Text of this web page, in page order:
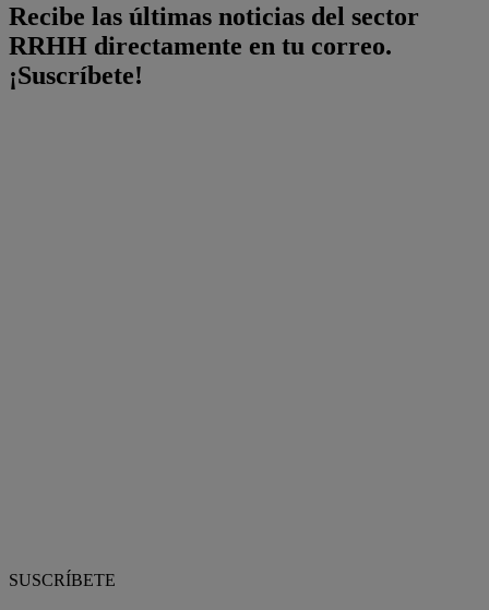
Recibe las últimas noticias del sector
RRHH directamente en tu correo.
¡Suscríbete!
SUSCRÍBETE